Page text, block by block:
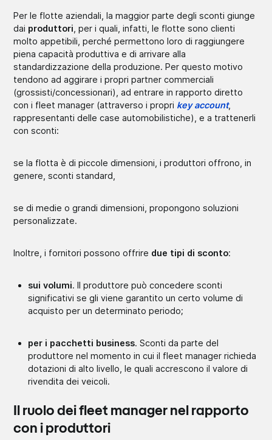
Per le flotte aziendali, la maggior parte degli sconti giunge
dai produttori , per i quali, infatti, le flotte sono clienti
molto appetibili, perché permettono loro di raggiungere
piena capacità produttiva e di arrivare alla
standardizzazione della produzione. Per questo motivo
tendono ad aggirare i propri partner commerciali
(grossisti/concessionari), ad entrare in rapporto diretto
con i fleet manager (attraverso i propri key account,
rappresentanti delle case automobilistiche), e a trattenerli
con sconti:
se la flotta è di piccole dimensioni, i produttori offrono, in
genere, sconti standard,
se di medie o grandi dimensioni, propongono soluzioni
personalizzate.
Inoltre, i fornitori possono offrire due tipi di sconto:
sui volumi. Il produttore può concedere sconti
significativi se gli viene garantito un certo volume di
acquisto per un determinato periodo;
per i pacchetti business. Sconti da parte del
produttore nel momento in cui il fleet manager richieda
dotazioni di alto livello, le quali accrescono il valore di
rivendita dei veicoli.
Il ruolo dei fleet manager nel rapporto
con i produttori